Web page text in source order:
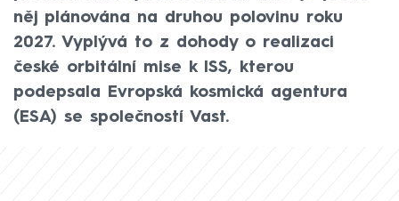
něj plánována na druhou polovinu roku
2027. Vyplývá to z dohody o realizaci
české orbitální mise k ISS, kterou
podepsala Evropská kosmická agentura
(ESA) se společností Vast.